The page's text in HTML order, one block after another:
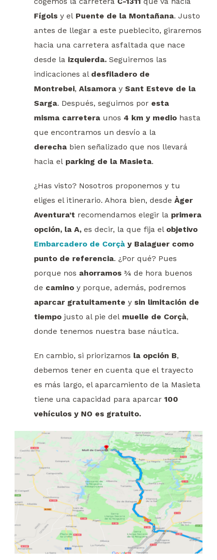
Fígols y el Puente de la Montañana. Justo
antes de llegar a este pueblecito, giraremos
hacia una carretera asfaltada que nace
desde la izquierda. Seguiremos las
indicaciones al desfiladero de
Montrebei, Alsamora y Sant Esteve de la
Sarga. Después, seguimos por esta
misma carretera unos 4 km y medio hasta
que encontramos un desvío a la
derecha bien señalizado que nos llevará
hacia el parking de la Masieta.
¿Has visto? Nosotros proponemos y tu
eliges el itinerario. Ahora bien, desde Àger
Aventura’t recomendamos elegir la primera
opción, la A, es decir, la que fija el objetivo
Embarcadero de Corçà y Balaguer como
punto de referencia. ¿Por qué? Pues
porque nos ahorramos ¾ de hora buenos
de camino y porque, además, podremos
aparcar gratuitamente y sin limitación de
tiempo justo al pie del muelle de Corçà,
donde tenemos nuestra base náutica.
En cambio, si priorizamos la opción B,
debemos tener en cuenta que el trayecto
es más largo, el aparcamiento de la Masieta
tiene una capacidad para aparcar 100
vehículos y NO es gratuito.